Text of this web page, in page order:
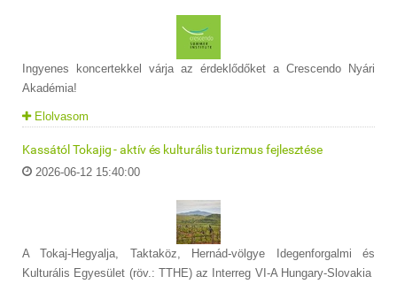
Ingyenes koncertekkel várja az érdeklődőket a Crescendo Nyári
Akadémia!
Elolvasom
Kassától Tokajig - aktív és kulturális turizmus fejlesztése
2026-06-12 15:40:00
A Tokaj-Hegyalja, Taktaköz, Hernád-völgye Idegenforgalmi és
Kulturális Egyesület (röv.: TTHE) az Interreg VI-A Hungary-Slovakia